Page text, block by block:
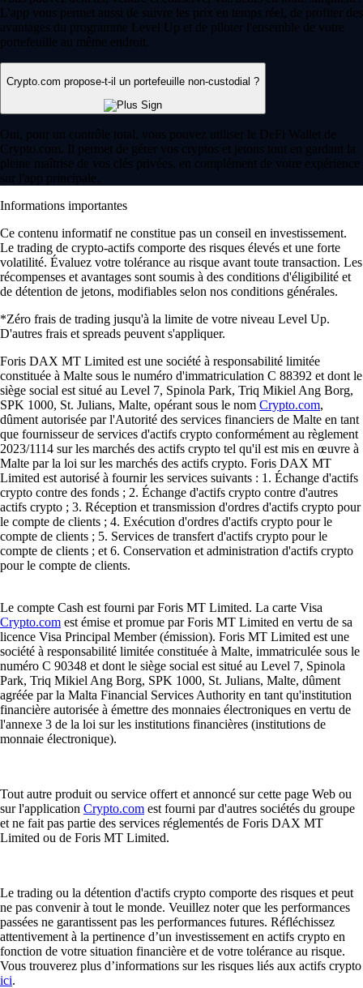
L'app vous permet aussi de suivre les prix en temps réel, de profiter des
avantages du programme Level Up et de piloter l'ensemble de votre
portefeuille au même endroit.
Crypto.com propose-t-il un portefeuille non-custodial ?
Oui, pour un contrôle total, vous pouvez utiliser le DeFi Wallet de
Crypto.com. Il permet de gérer vos cryptos et jetons tout en gardant la
pleine maîtrise de vos clés privées, en complément de votre expérience
sur l'app principale.
Informations importantes
Ce contenu informatif ne constitue pas un conseil en investissement.
Le trading de crypto-actifs comporte des risques élevés et une forte
volatilité. Évaluez votre tolérance au risque avant toute transaction. Les
récompenses et avantages sont soumis à des conditions d'éligibilité et
de détention de jetons, modifiables selon nos conditions générales.
*Zéro frais de trading jusqu'à la limite de votre niveau Level Up.
D'autres frais et spreads peuvent s'appliquer.
Foris DAX MT Limited est une société à responsabilité limitée
constituée à Malte sous le numéro d'immatriculation C 88392 et dont le
siège social est situé au Level 7, Spinola Park, Triq Mikiel Ang Borg,
SPK 1000, St. Julians, Malte, opérant sous le nom Crypto.com,
dûment autorisée par l'Autorité des services financiers de Malte en tant
que fournisseur de services d'actifs crypto conformément au règlement
2023/1114 sur les marchés des actifs crypto tel qu'il est mis en œuvre à
Malte par la loi sur les marchés des actifs crypto. Foris DAX MT
Limited est autorisé à fournir les services suivants : 1. Échange d'actifs
crypto contre des fonds ; 2. Échange d'actifs crypto contre d'autres
actifs crypto ; 3. Réception et transmission d'ordres d'actifs crypto pour
le compte de clients ; 4. Exécution d'ordres d'actifs crypto pour le
compte de clients ; 5. Services de transfert d'actifs crypto pour le
compte de clients ; et 6. Conservation et administration d'actifs crypto
pour le compte de clients.
Le compte Cash est fourni par Foris MT Limited. La carte Visa
Crypto.com est émise et promue par Foris MT Limited en vertu de sa
licence Visa Principal Member (émission). Foris MT Limited est une
société à responsabilité limitée constituée à Malte, immatriculée sous le
numéro C 90348 et dont le siège social est situé au Level 7, Spinola
Park, Triq Mikiel Ang Borg, SPK 1000, St. Julians, Malte, dûment
agréée par la Malta Financial Services Authority en tant qu'institution
financière autorisée à émettre des monnaies électroniques en vertu de
l'annexe 3 de la loi sur les institutions financières (institutions de
monnaie électronique).
Tout autre produit ou service offert et annoncé sur cette page Web ou
sur l'application Crypto.com est fourni par d'autres sociétés du groupe
et ne fait pas partie des services réglementés de Foris DAX MT
Limited ou de Foris MT Limited.
Le trading ou la détention d'actifs crypto comporte des risques et peut
ne pas convenir à tout le monde. Veuillez noter que les performances
passées ne garantissent pas les performances futures. Réfléchissez
attentivement à la pertinence d’un investissement en actifs crypto en
fonction de votre situation financière et de votre tolérance au risque.
Vous trouverez plus d’informations sur les risques liés aux actifs crypto
ici.